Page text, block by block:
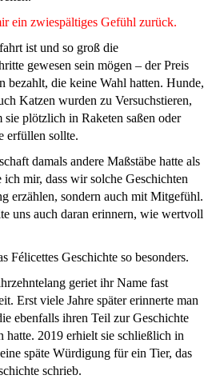
ein zwiespältiges Gefühl zurück.
ist und so groß die
gewesen sein mögen – der Preis
bezahlt, die keine Wahl hatten. Hunde,
Katzen wurden zu Versuchstieren,
sie plötzlich in Raketen saßen oder
erfüllen sollte.
damals andere Maßstäbe hatte als
mir, dass wir solche Geschichten
erzählen, sondern auch mit Mitgefühl.
uns auch daran erinnern, wie wertvoll
Félicettes Geschichte so besonders.
geriet ihr Name fast
Erst viele Jahre später erinnerte man
ebenfalls ihren Teil zur Geschichte
hatte. 2019 erhielt sie schließlich in
späte Würdigung für ein Tier, das
schrieb.